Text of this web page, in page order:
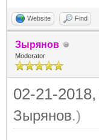
Website Find
Зырянов
Moderator
02-21-
Зырянов.)